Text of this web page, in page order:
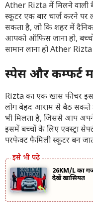
Ather Rizta में मिलने वाली
स्कूटर एक बार चार्ज करने
सकता है, जो कि शहर में दैनिक
आपको ऑफिस जाना हो,
सामान लाना हो Ather
स्पेस और कम्फर्ट
Rizta का एक खास फीचर
लोग बेहद आराम से बैठ सकते
भी मिलता है, जिससे आप
इसमें बच्चों के लिए एक्स्ट्रा
परफेक्ट फैमिली स्कूटर बन
26KM/L का
देखें खासियत